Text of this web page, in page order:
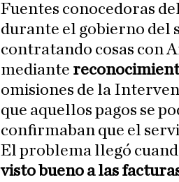
Fuentes conocedoras
durante el gobierno del
contratando cosas con
mediante
omisiones de la
que aquellos pagos se
confirmaban que el
El problema llegó
visto bueno a las